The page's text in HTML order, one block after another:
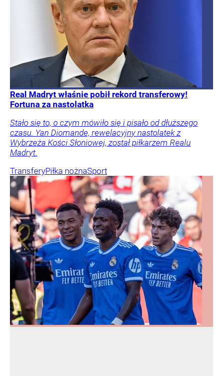
Real Madryt właśnie pobił rekord transferowy!
Fortuna za nastolatka
Stało się to, o czym mówiło się i pisało od dłuższego
czasu. Yan Diomande, rewelacyjny nastolatek z
Wybrzeża Kości Słoniowej, został piłkarzem Realu
Madryt.
TransferyPiłka nożnaSport